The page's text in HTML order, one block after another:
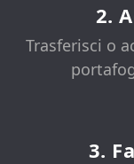
2.
Trasferisci o
3.